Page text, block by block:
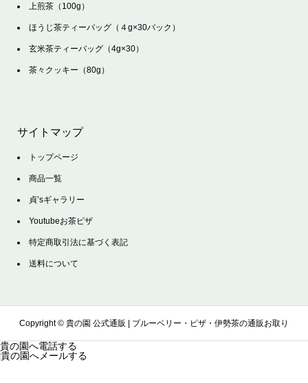
上煎茶（100g）
ほうじ茶ティーバッグ（４g×30バック）
玄米茶ティーバッグ（4g×30）
茶々クッキー（80g）
サイトマップ
トップページ
商品一覧
貞’sギャラリー
Youtubeお茶ピザ
特定商取引法に基づく表記
送料について
Copyright © 貴の園 公式通販 | ブルーベリー・ピザ・伊勢茶の通販お取り
貴の園へ電話する
貴の園へメールする